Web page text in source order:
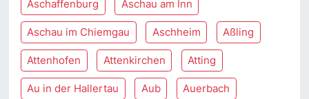
Aschaffenburg Aschau am Inn
Aschau im Chiemgau Aschheim Aßling
Attenhofen Attenkirchen Atting
Au in der Hallertau Aub Auerbach